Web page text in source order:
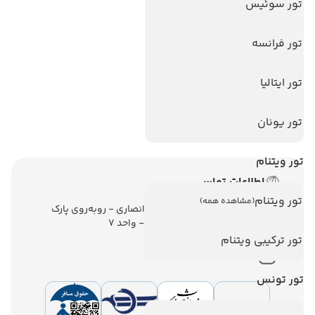
تور سوئیس
تور فرانسه
تور ایتالیا
تور یونان
تور ویتنام
تور ویتنام(مشاهده همه)
تور ترکیبی ویتنام
تور تونس
تور آنتالیا
تور سریلانکا
اطلاعات تماس
تهران - ولیعصر - نبش کوچه انصاری - روبه‌روی پارک
ملت - برج ملت - طبقه ششم - واحد 7